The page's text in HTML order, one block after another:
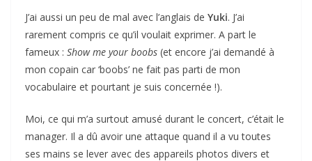
J’ai aussi un peu de mal avec l’anglais de Yuki. J’ai
rarement compris ce qu’il voulait exprimer. A part le
fameux : Show me your boobs (et encore j’ai demandé à
mon copain car ‘boobs’ ne fait pas parti de mon
vocabulaire et pourtant je suis concernée !).
Moi, ce qui m’a surtout amusé durant le concert, c’était le
manager. Il a dû avoir une attaque quand il a vu toutes
ses mains se lever avec des appareils photos divers et